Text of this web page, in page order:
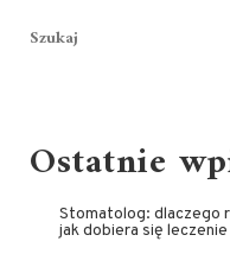
Szukaj
Ostatnie
Stomatolog: dlaczego
jak dobiera się